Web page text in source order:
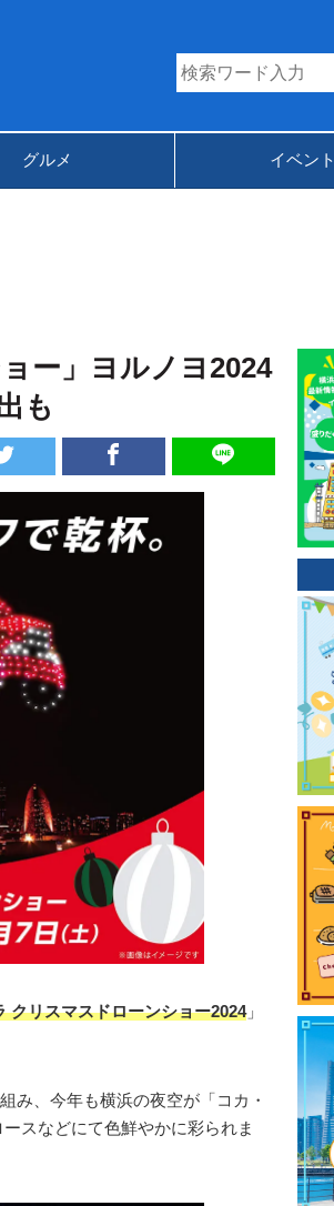
グルメ イベント
ー」ヨルノヨ2024
も
クリスマスドローンショー2024」
み、今年も横浜の夜空が「コカ・
スなどにて色鮮やかに彩られま